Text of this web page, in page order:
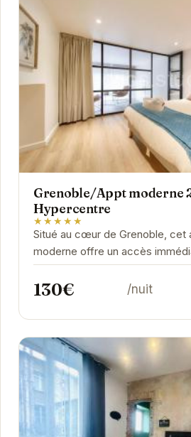
Grenoble/Appt moderne
Hypercentre
★★★★★
Situé au cœur de Grenoble, cet
moderne offre un accès
l'hypercentre. Idéal pour les
130€ /nuit